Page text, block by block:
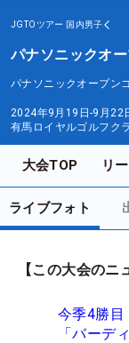
JGTOツアー 国内男子
パナソニックオ
パナソニックオープン
2024年9月19日-9月22
有馬ロイヤルゴルフク
大会TOP リ
ライブフォト
【この大会のニ
今季4勝
「バーデ